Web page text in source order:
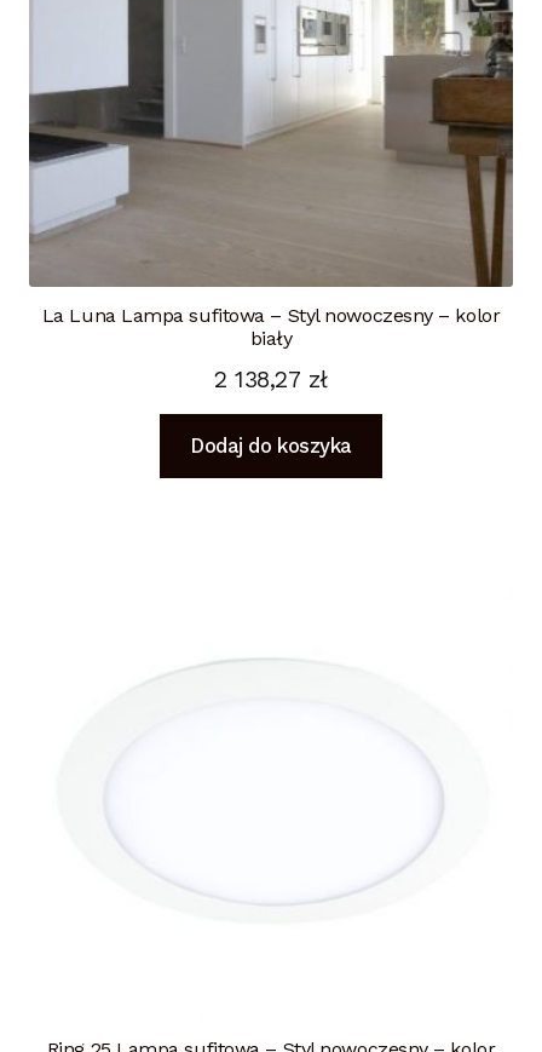
La Luna Lampa sufitowa – Styl nowoczesny – kolor
biały
2 138,27 zł
Dodaj do koszyka